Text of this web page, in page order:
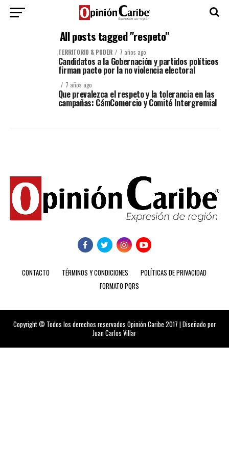
All posts tagged "respeto"
TERRITORIO & PODER 7 años ago
Candidatos a la Gobernación y partidos políticos
firman pacto por la no violencia electoral
7 años ago
Que prevalezca el respeto y la tolerancia en las
campañas: CámComercio y Comité Intergremial
CONTACTO TÉRMINOS Y CONDICIONES
POLÍTICAS DE PRIVACIDAD
FORMATO PQRS
Copyright © Todos los derechos reservados Opinión Caribe 2017 | Diseñado por
Juan Carlos Villar